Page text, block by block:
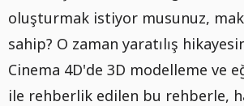
oluşturmak istiyor musunuz,
sahip? O zaman yaratılış
Cinema 4D'de 3D modelleme ve
ile rehberlik edilen bu rehberle,